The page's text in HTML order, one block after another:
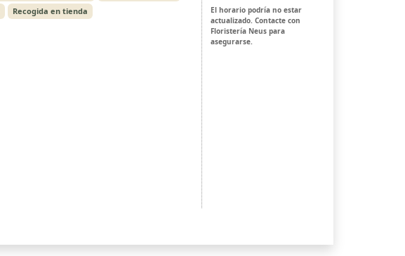
Recogida en tienda
El horario podría no estar
actualizado. Contacte con
Floristería Neus para
asegurarse.